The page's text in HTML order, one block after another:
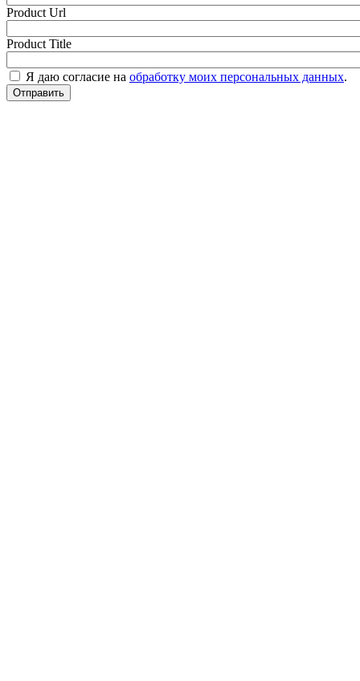
Product Url
Product Title
Я даю согласие на обработку моих персональных данных.
Отправить